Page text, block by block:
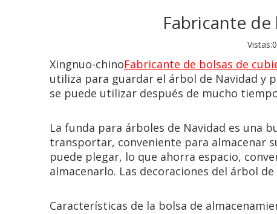
Fabricante
Vistas:0
Xingnuo-chinoFabricante de bolsas de
utiliza para guardar el árbol de Navidad y
se puede utilizar después de mucho
La funda para árboles de Navidad es una
transportar, conveniente para almacenar
puede plegar, lo que ahorra espacio,
almacenarlo. Las decoraciones del árbol
Características de la bolsa de